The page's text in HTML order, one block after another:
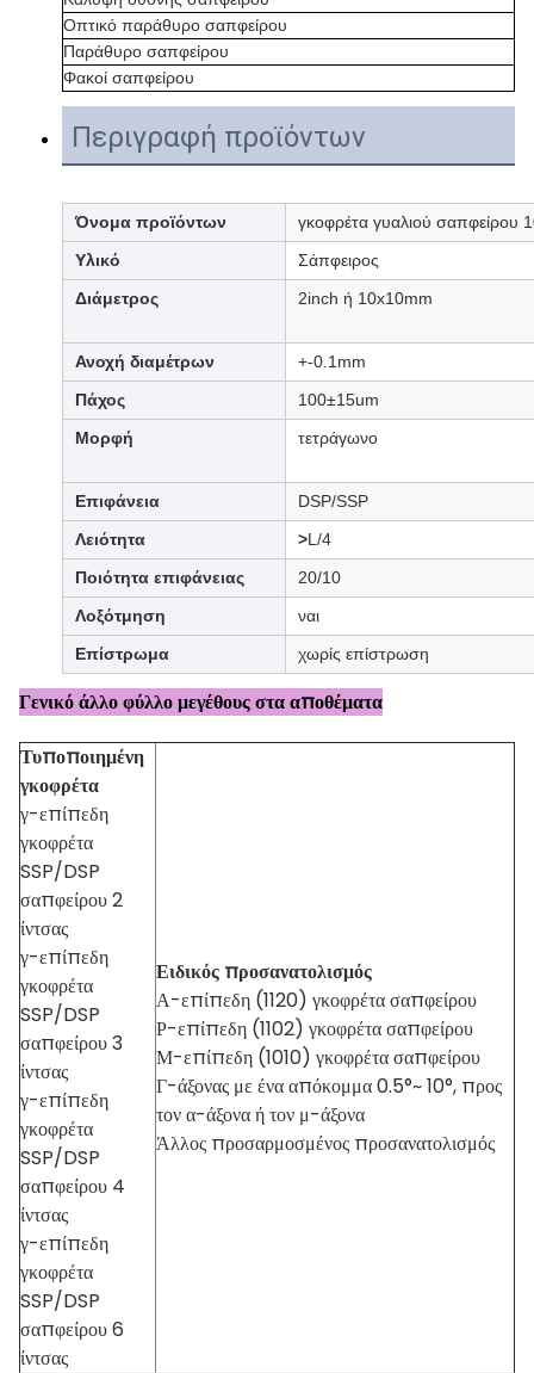
Οπτικό παράθυρο σαπφείρου
Παράθυρο σαπφείρου
Φακοί σαπφείρου
Περιγραφή προϊόντων
Όνομα προϊόντων
γκοφρέτα γυαλιού σαπφείρου
Υλικό
Σάπφειρος
Διάμετρος
2inch ή 10x10mm
Ανοχή διαμέτρων
+-0.1mm
Πάχος
100±15um
Μορφή
τετράγωνο
Επιφάνεια
DSP/SSP
Λειότητα
>L/4
Ποιότητα επιφάνειας
20/10
Λοξότμηση
ναι
Επίστρωμα
χωρίς επίστρωση
Γενικό άλλο φύλλο μεγέθους στα αποθέματα
Τυποποιημένη
γκοφρέτα
γ-επίπεδη
γκοφρέτα
SSP/DSP
σαπφείρου 2
ίντσας
γ-επίπεδη
γκοφρέτα
SSP/DSP
σαπφείρου 3
ίντσας
γ-επίπεδη
γκοφρέτα
SSP/DSP
σαπφείρου 4
ίντσας
γ-επίπεδη
γκοφρέτα
SSP/DSP
σαπφείρου 6
ίντσας
Ειδικός προσανατολισμός
Α-επίπεδη (1120) γκοφρέτα σαπφείρου
Ρ-επίπεδη (1102) γκοφρέτα σαπφείρου
Μ-επίπεδη (1010) γκοφρέτα σαπφείρου
Γ-άξονας με ένα απόκομμα 0.5°~ 10°, προς
τον α-άξονα ή τον μ-άξονα
Άλλος προσαρμοσμένος προσανατολισμός